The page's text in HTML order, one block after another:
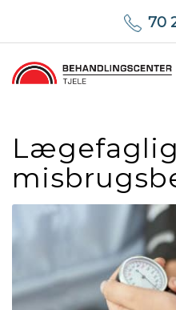
70